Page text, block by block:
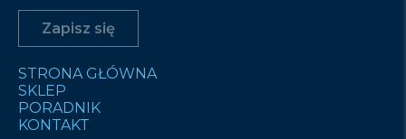
STRONA GŁÓWNA
SKLEP
PORADNIK
KONTAKT